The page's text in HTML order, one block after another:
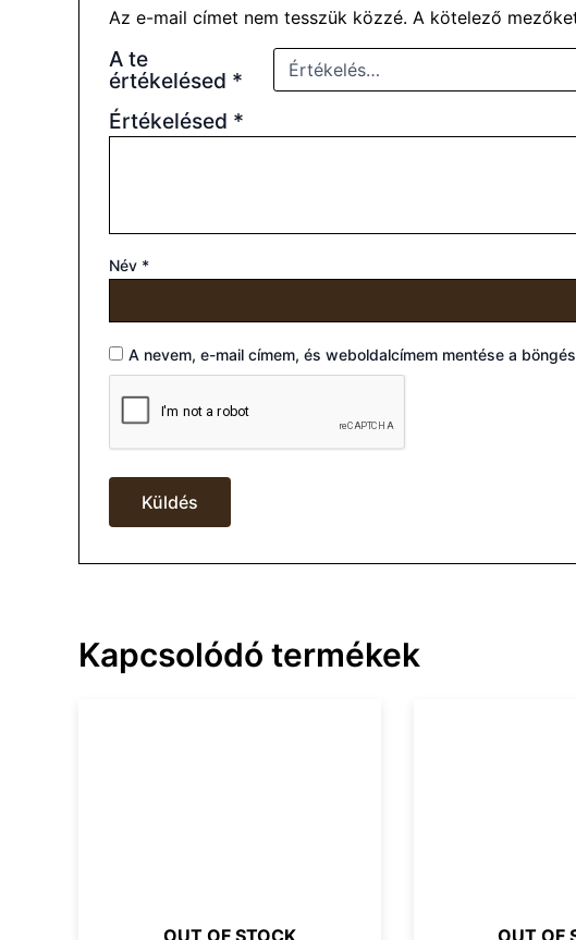
Az e-mail címet nem tesszük közzé. A kötelező
A te
értékelésed *
Értékelésed *
Név *
A nevem, e-mail címem, és weboldalcímem mentése a
Kapcsolódó termékek
OUT OF STOCK OUT OF